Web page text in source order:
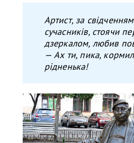
Артист, за
сучасників, стоячи
дзеркалом, любив
— Ах ти, пика,
рідненька!